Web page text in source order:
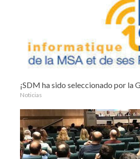
¡SDM ha sido seleccionado por la
Noticias